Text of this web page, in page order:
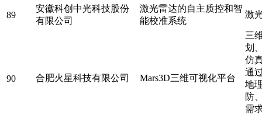
89
安徽科创中光科技股份
有限公司
激光雷达的自主质控和智
能校准系统
激
90 合肥火星科技有限公司 Mars3D三维可视化平台
三
划
仿
通
地
防
需